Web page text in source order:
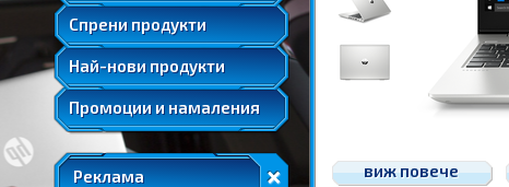
Спрени продукти
Удължени и допълнителни гаранции
Най-нови продукти
Промоции и намаления
Реклама виж повече